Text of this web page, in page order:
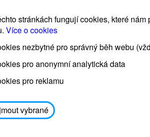
Prodej blahopřání
Prodejna UNICEF bude
osobním odběrem je
avodickova@unicef.cz
dále
stránkách fungují cookies, které
Více o cookies
nezbytné pro správný běh webu
pro anonymní analytická data
pro reklamu
vybrané